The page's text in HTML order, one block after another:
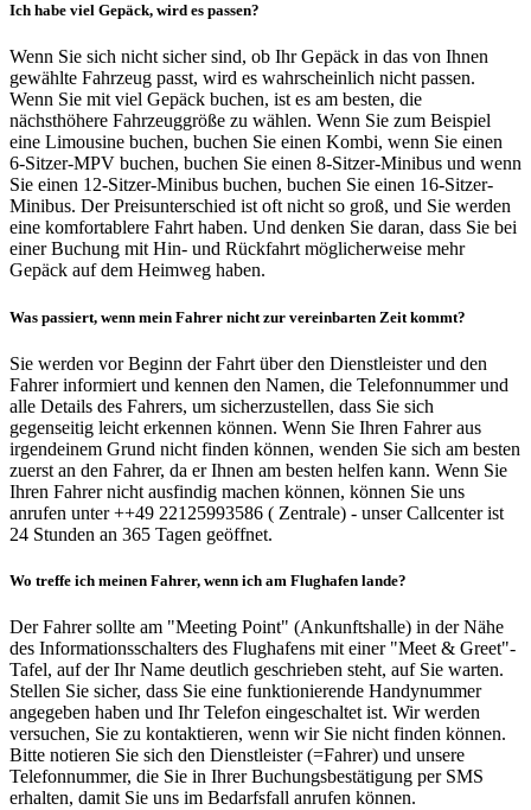
Ich habe viel Gepäck, wird es passen?
Wenn Sie sich nicht sicher sind, ob Ihr Gepäck in das von Ihnen
gewählte Fahrzeug passt, wird es wahrscheinlich nicht passen.
Wenn Sie mit viel Gepäck buchen, ist es am besten, die
nächsthöhere Fahrzeuggröße zu wählen. Wenn Sie zum Beispiel
eine Limousine buchen, buchen Sie einen Kombi, wenn Sie einen
6-Sitzer-MPV buchen, buchen Sie einen 8-Sitzer-Minibus und wenn
Sie einen 12-Sitzer-Minibus buchen, buchen Sie einen 16-Sitzer-
Minibus. Der Preisunterschied ist oft nicht so groß, und Sie werden
eine komfortablere Fahrt haben. Und denken Sie daran, dass Sie bei
einer Buchung mit Hin- und Rückfahrt möglicherweise mehr
Gepäck auf dem Heimweg haben.
Was passiert, wenn mein Fahrer nicht zur vereinbarten Zeit kommt?
Sie werden vor Beginn der Fahrt über den Dienstleister und den
Fahrer informiert und kennen den Namen, die Telefonnummer und
alle Details des Fahrers, um sicherzustellen, dass Sie sich
gegenseitig leicht erkennen können. Wenn Sie Ihren Fahrer aus
irgendeinem Grund nicht finden können, wenden Sie sich am besten
zuerst an den Fahrer, da er Ihnen am besten helfen kann. Wenn Sie
Ihren Fahrer nicht ausfindig machen können, können Sie uns
anrufen unter ++49 22125993586 ( Zentrale) - unser Callcenter ist
24 Stunden an 365 Tagen geöffnet.
Wo treffe ich meinen Fahrer, wenn ich am Flughafen lande?
Der Fahrer sollte am "Meeting Point" (Ankunftshalle) in der Nähe
des Informationsschalters des Flughafens mit einer "Meet & Greet"-
Tafel, auf der Ihr Name deutlich geschrieben steht, auf Sie warten.
Stellen Sie sicher, dass Sie eine funktionierende Handynummer
angegeben haben und Ihr Telefon eingeschaltet ist. Wir werden
versuchen, Sie zu kontaktieren, wenn wir Sie nicht finden können.
Bitte notieren Sie sich den Dienstleister (=Fahrer) und unsere
Telefonnummer, die Sie in Ihrer Buchungsbestätigung per SMS
erhalten, damit Sie uns im Bedarfsfall anrufen können.